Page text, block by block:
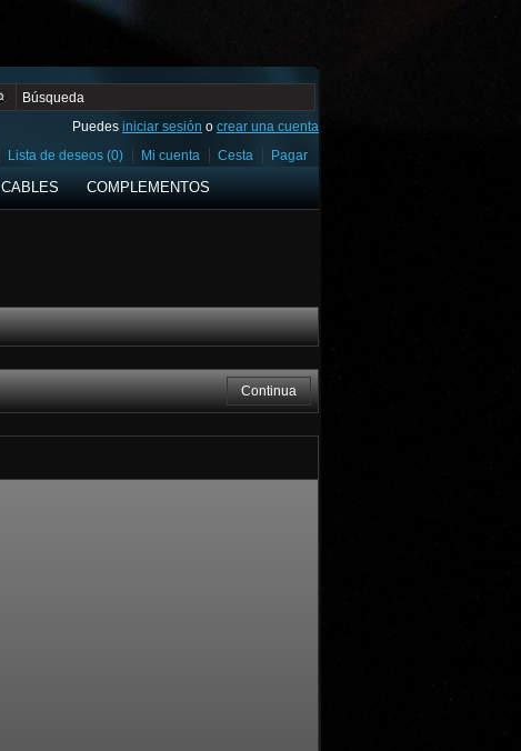
Puedes iniciar sesión o crear una cuenta
Lista de deseos (0) Mi cuenta Cesta Pagar
CABLES COMPLEMENTOS
Continua